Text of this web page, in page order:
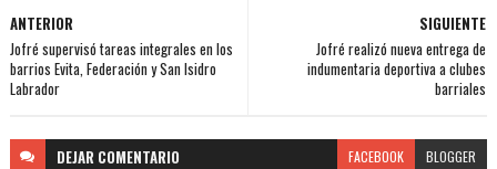
SIGUIENTE
Jofré realizó nueva entrega de
indumentaria deportiva a clubes
barriales
ANTERIOR
Jofré supervisó tareas integrales en los
barrios Evita, Federación y San Isidro
Labrador
DEJAR COMENTARIO FACEBOOK BLOGGER